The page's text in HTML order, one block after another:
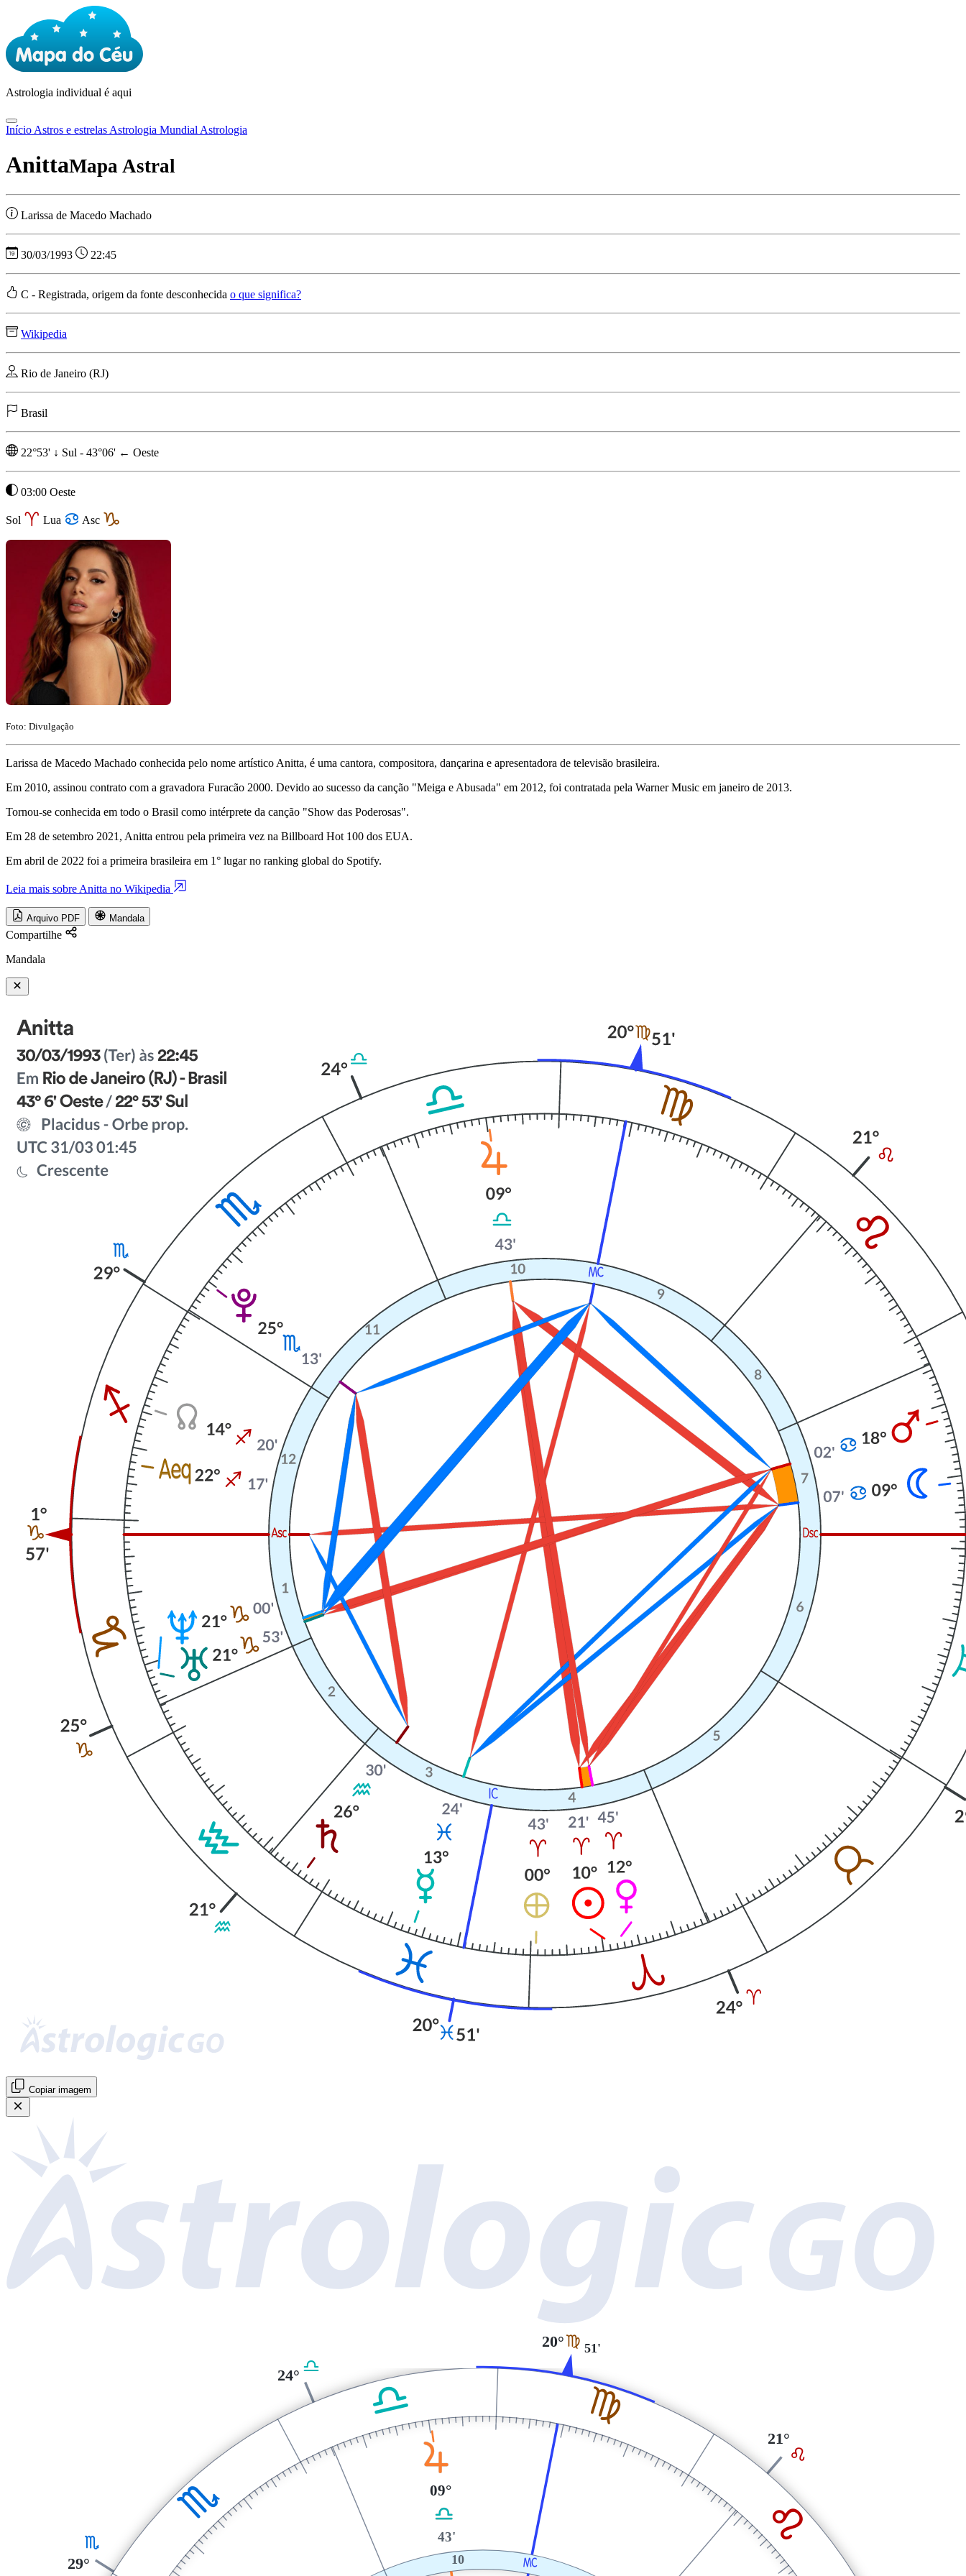
Astrologia individual é aqui
Início Astros e estrelas Astrologia Mundial Astrologia
AnittaMapa Astral
Larissa de Macedo Machado
30/03/1993 22:45
C - Registrada, origem da fonte desconhecida o que significa?
Wikipedia
Rio de Janeiro (RJ)
Brasil
22°53' ↓ Sul - 43°06' ← Oeste
03:00 Oeste
Sol Lua Asc
Foto: Divulgação
Larissa de Macedo Machado conhecida pelo nome artístico Anitta, é uma cantora, compositora, dançarina e apresentadora de televisão brasileira.
Em 2010, assinou contrato com a gravadora Furacão 2000. Devido ao sucesso da canção "Meiga e Abusada" em 2012, foi contratada pela Warner Music em janeiro de 2013.
Tornou-se conhecida em todo o Brasil como intérprete da canção "Show das Poderosas".
Em 28 de setembro 2021, Anitta entrou pela primeira vez na Billboard Hot 100 dos EUA.
Em abril de 2022 foi a primeira brasileira em 1° lugar no ranking global do Spotify.
Leia mais sobre Anitta no Wikipedia
Arquivo PDF Mandala
Compartilhe
Mandala
Copiar imagem
E
F
G
H
10 X
E
21°
F
20° 51'
G
24°
H
29°
R
09°
G
43'